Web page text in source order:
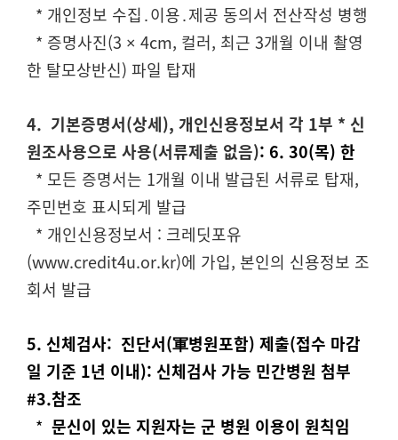
* 개인정보 수집․이용․제공 동의서 전산작성 병행
* 증명사진(3 × 4cm, 컬러, 최근 3개월 이내 촬영
한 탈모상반신) 파일 탑재
4. 기본증명서(상세), 개인신용정보서 각 1부 * 신
원조사용으로 사용(서류제출 없음): 6. 30(목) 한
* 모든 증명서는 1개월 이내 발급된 서류로 탑재,
주민번호 표시되게 발급
* 개인신용정보서 : 크레딧포유
(www.credit4u.or.kr)에 가입, 본인의 신용정보 조
회서 발급
5. 신체검사: 진단서(軍병원포함) 제출(접수 마감
일 기준 1년 이내): 신체검사 가능 민간병원 첨부
#3.참조
* 문신이 있는 지원자는 군 병원 이용이 원칙임